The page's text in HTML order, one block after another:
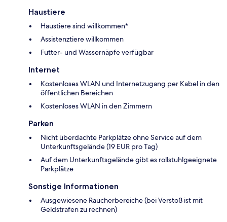
Haustiere
Haustiere sind willkommen*
Assistenztiere willkommen
Futter- und Wassernäpfe verfügbar
Internet
Kostenloses WLAN und Internetzugang per Kabel in den
öffentlichen Bereichen
Kostenloses WLAN in den Zimmern
Parken
Nicht überdachte Parkplätze ohne Service auf dem
Unterkunftsgelände (19 EUR pro Tag)
Auf dem Unterkunftsgelände gibt es rollstuhlgeeignete
Parkplätze
Sonstige Informationen
Ausgewiesene Raucherbereiche (bei Verstoß ist mit
Geldstrafen zu rechnen)